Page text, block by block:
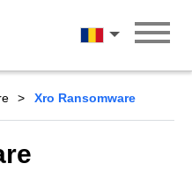
Română
Xro Ransomware